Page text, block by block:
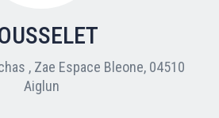
, Zae Espace Bleone, 04510
Aiglun